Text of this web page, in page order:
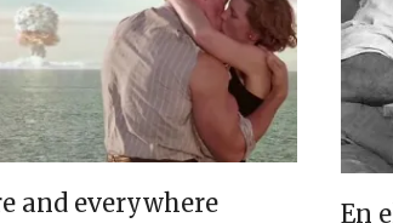
and everywhere En